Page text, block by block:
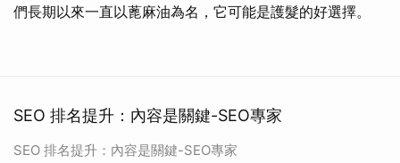
們長期以來一直以蓖麻油為名，它可能是護髮的好選擇。
SEO 排名提升：內容是關鍵-SEO專家
SEO 排名提升：內容是關鍵-SEO專家